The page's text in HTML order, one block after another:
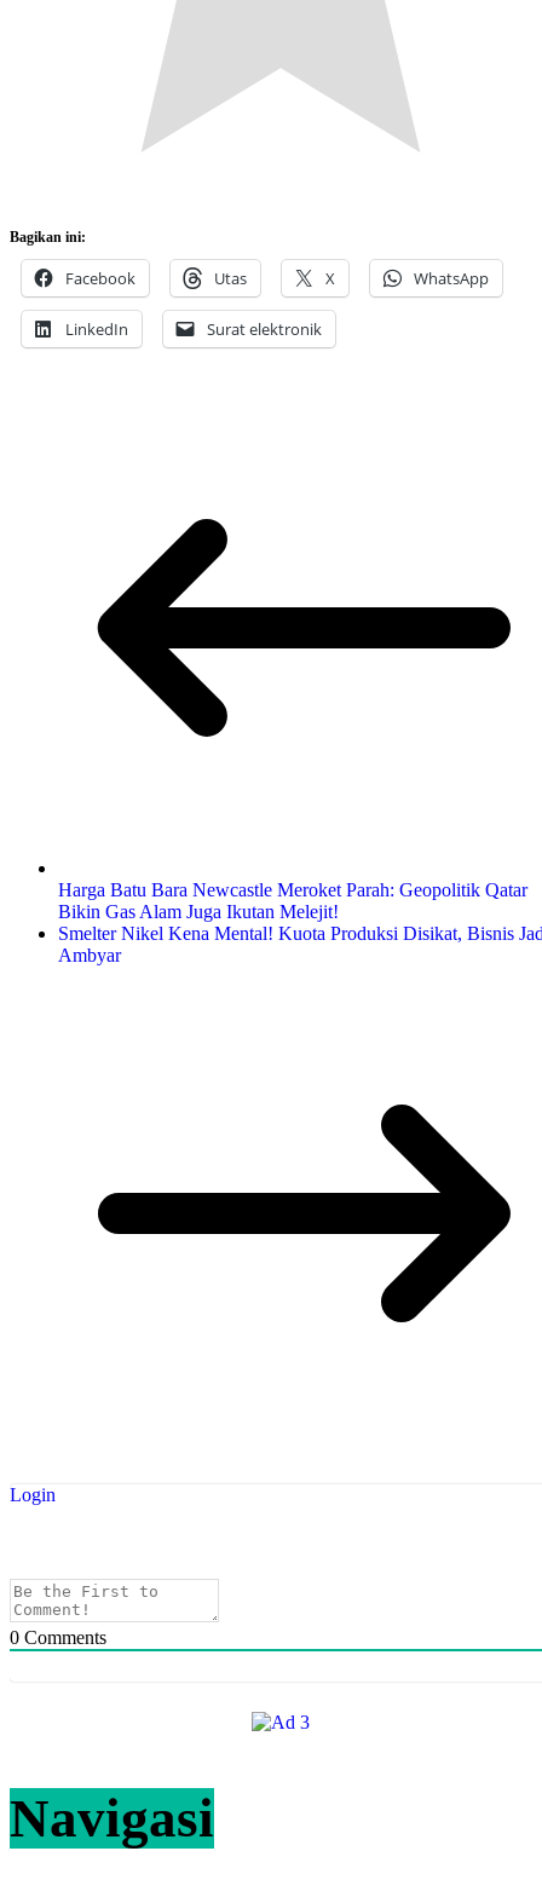
Bagikan ini:
Facebook Utas X WhatsApp
LinkedIn Surat elektronik
Harga Batu Bara Newcastle Meroket Parah: Geopolitik Qatar
Bikin Gas Alam Juga Ikutan Melejit!
Smelter Nikel Kena Mental! Kuota Produksi Disikat, Bisnis
Ambyar
Login
0 Comments
Navigasi